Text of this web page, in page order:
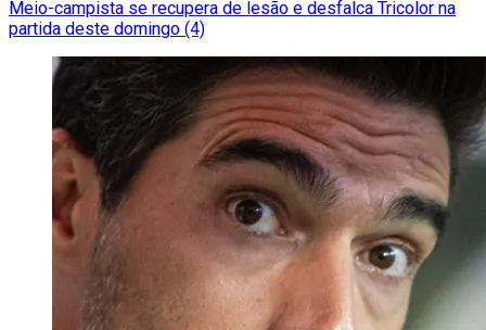
Meio-campista se recupera de lesão e desfalca Tricolor na
partida deste domingo (4)